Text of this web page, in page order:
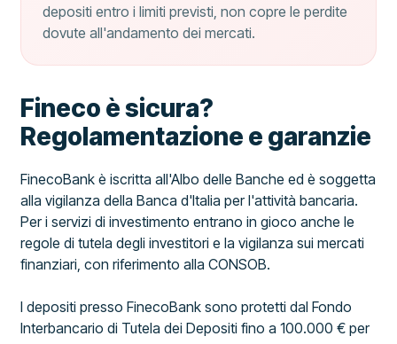
depositi entro i limiti previsti, non copre le perdite
dovute all'andamento dei mercati.
Fineco è sicura?
Regolamentazione e garanzie
FinecoBank è iscritta all'Albo delle Banche ed è soggetta
alla vigilanza della Banca d'Italia per l'attività bancaria.
Per i servizi di investimento entrano in gioco anche le
regole di tutela degli investitori e la vigilanza sui mercati
finanziari, con riferimento alla CONSOB.
I depositi presso FinecoBank sono protetti dal Fondo
Interbancario di Tutela dei Depositi fino a 100.000 € per